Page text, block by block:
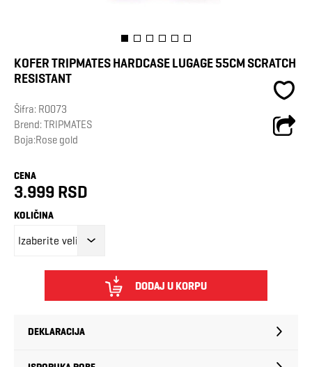
KOFER TRIPMATES HARDCASE LUGAGE 55CM SCRATCH
RESISTANT
Šifra: R0073
Brend:TRIPMATES
Boja:Rose gold
CENA
3.999 RSD
KOLIČINA
DODAJ U KORPU
DEKLARACIJA